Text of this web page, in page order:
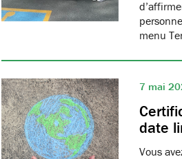
menu
7 mai
date
Vous